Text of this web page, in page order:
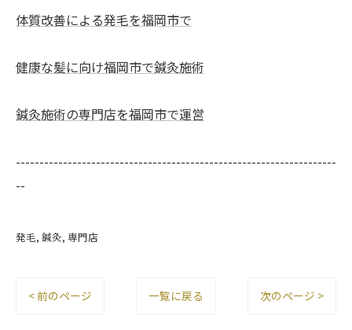
体質改善による発毛を福岡市で
健康な髪に向け福岡市で鍼灸施術
鍼灸施術の専門店を福岡市で運営
--------------------------------------------------------------------
--
発毛 鍼灸 専門店
< 前のページ 一覧に戻る 次のページ >